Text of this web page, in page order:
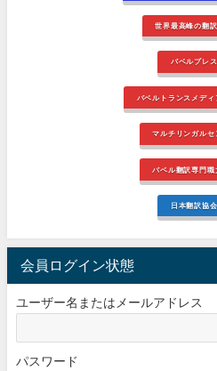
世界最高峰の翻
バベルプレス
バベルトランスメディ
マルチリンガルセ
バベル翻訳専門職
日本翻訳協会
会員ログイン状態
ユーザー名またはメールアドレス
パスワード